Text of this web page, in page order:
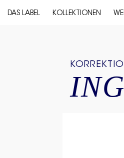
DAS LABEL KOLLEKTIONEN